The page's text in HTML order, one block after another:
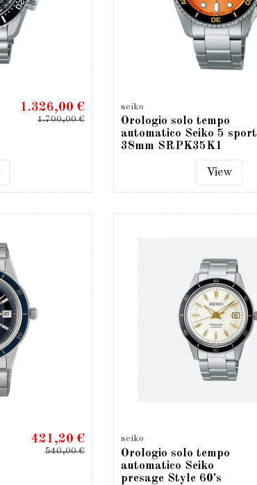
1.326,00 €
1.700,00 €
seiko
Orologio solo tempo
automatico Seiko 5 sport
38mm SRPK35K1
View
421,20 €
540,00 €
seiko
Orologio solo tempo
automatico Seiko
presage Style 60's